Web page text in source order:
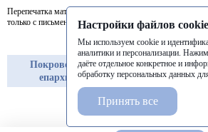
Перепечатка материалов портала в печатных изданиях
только с письменного разрешения редакции.
Покровская
епархия
Балашовская
епархия
Настройки файлов cookie
Мы используем cookie и
аналитики и персонализации.
даёте отдельное конкретное и
обработку персональных данных
Принять все